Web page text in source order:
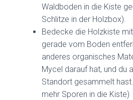
Waldboden in die Kiste
Schlitze in der Holzbox).
Bedecke die Holzkiste
gerade vom Boden
anderes organisches
Mycel darauf hat, und du
Standort gesammelt
mehr Sporen in die Kiste)